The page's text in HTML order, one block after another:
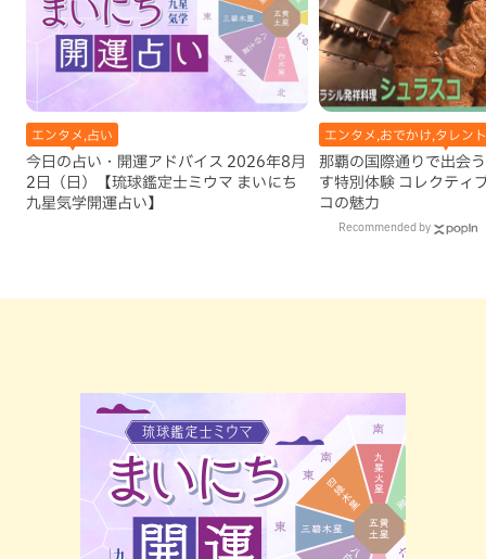
エンタメ,占い
今日の占い・開運アドバイス 2026年8月
2日（日）【琉球鑑定士ミウマ まいにち
九星気学開運占い】
エンタメ,おでかけ,タレン
那覇の国際通りで出会
す特別体験 コレクティ
コの魅力
Recommended by